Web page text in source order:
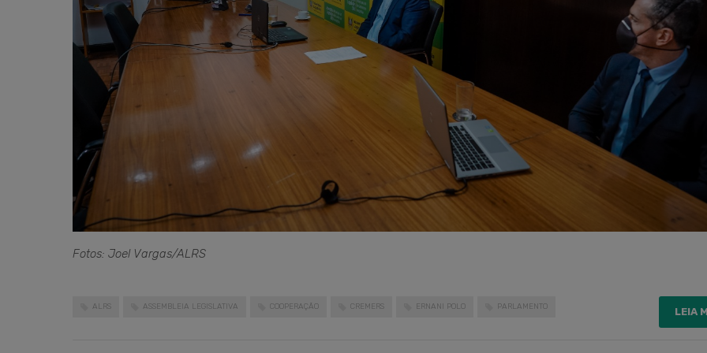
Fotos: Joel Vargas/ALRS
ALRS ASSEMBLEIA LEGISLATIVA COOPERAÇÃO CREMERS ERNANI POLO PARLAMENTO LEIA